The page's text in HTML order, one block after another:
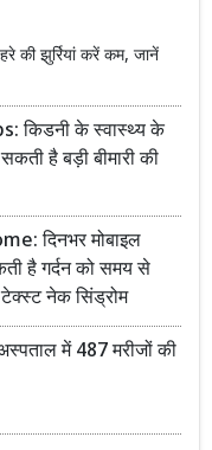
झुर्रियां करें कम, जानें
किडनी के स्वास्थ्य के
है बड़ी बीमारी की
दिनभर मोबाइल
है गर्दन को समय से
टेक्स्ट नेक सिंड्रोम
में 487 मरीजों की